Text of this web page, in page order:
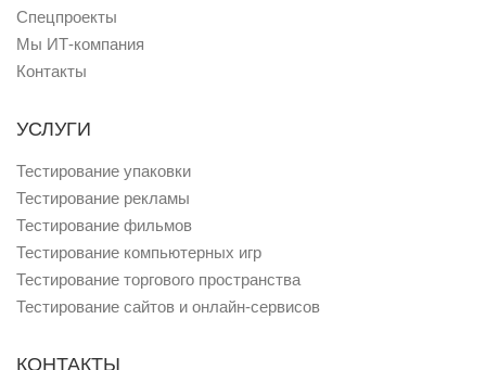
Спецпроекты
Мы ИТ-компания
Контакты
УСЛУГИ
Тестирование упаковки
Тестирование рекламы
Тестирование фильмов
Тестирование компьютерных игр
Тестирование торгового пространства
Тестирование сайтов и онлайн-сервисов
КОНТАКТЫ